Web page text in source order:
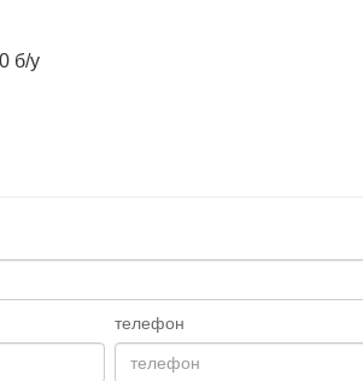
б/у
телефон